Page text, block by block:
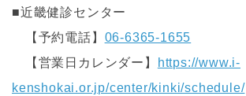
■近畿健診センター
【予約電話】 06-6365-1655
【営業日カレンダー】
https://www.i-
kenshokai.or.jp/center/kinki/schedule/